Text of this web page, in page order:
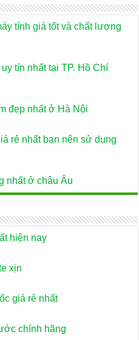
tính giá tốt và chất lượng
tín nhất tại TP. Hồ Chí
đẹp nhất ở Hà Nội
rẻ nhất bạn nên sử dụng
nhất ở châu Âu
hiện nay
xịn
giá rẻ nhất
chính hãng